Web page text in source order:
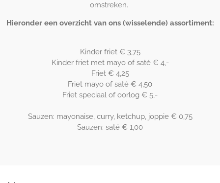
omstreken.
Hieronder een overzicht van ons (wisselende) assortiment:
Kinder friet € 3,75
Kinder friet met mayo of saté € 4,-
Friet € 4,25
Friet mayo of saté € 4,50
Friet speciaal of oorlog € 5,-
Sauzen: mayonaise, curry, ketchup, joppie € 0,75
Sauzen: saté € 1,00